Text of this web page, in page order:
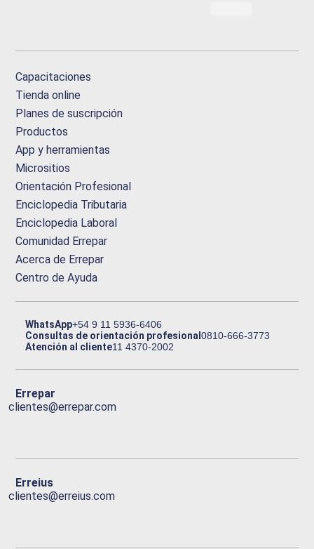
Capacitaciones
Tienda online
Planes de suscripción
Productos
App y herramientas
Micrositios
Orientación Profesional
Enciclopedia Tributaria
Enciclopedia Laboral
Comunidad Errepar
Acerca de Errepar
Centro de Ayuda
WhatsApp+54 9 11 5936-6406
Consultas de orientación profesional0810-666-3773
Atención al cliente11 4370-2002
Errepar
clientes@errepar.com
Erreius
clientes@erreius.com